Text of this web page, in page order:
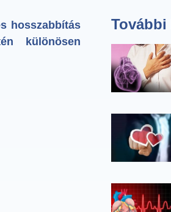
hosszabbítás
különösen
További